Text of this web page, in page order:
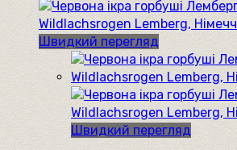
Швидкий перегляд
Швидкий перегляд